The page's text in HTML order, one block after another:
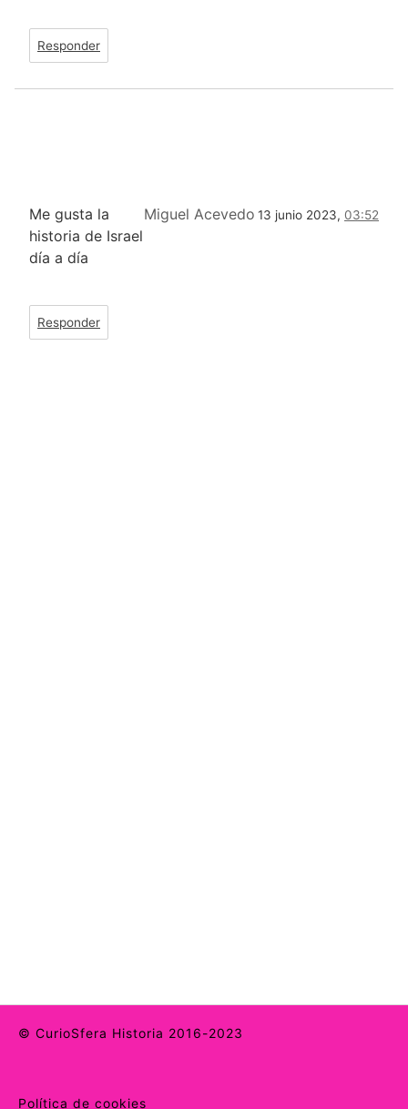
Responder
Miguel Acevedo 13 junio 2023, 03:52
Me gusta la
historia de Israel
día a día
Responder
© CurioSfera Historia 2016-2023
Política de cookies